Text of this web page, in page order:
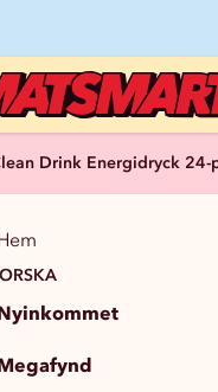
Drink Energidryck